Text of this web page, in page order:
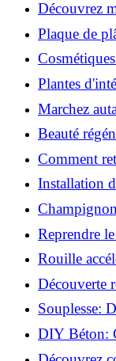
Découvrez
vertus du
Plaque de
à les coller
transformer
Plantes
meilleures
Marchez
pourquoi
Beauté
Comment
de blessure:
Installation
essentielles à
pouvoirs
Reprendre
meilleures
Rouille
la corrosion
Découverte
régénération
Souplesse:
votre
DIY Béton:
tendance!